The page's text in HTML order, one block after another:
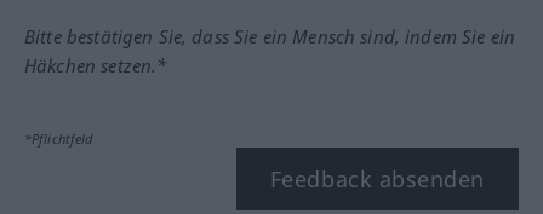
Bitte bestätigen Sie, dass Sie ein Mensch sind, indem Sie ein
Häkchen setzen.*
*Pflichtfeld
Feedback absenden